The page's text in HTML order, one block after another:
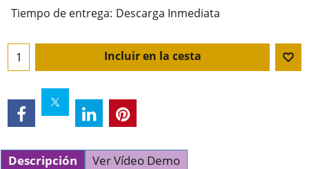
Tiempo de entrega: Descarga Inmediata
Incluir en la cesta
Descripción Ver Vídeo Demo